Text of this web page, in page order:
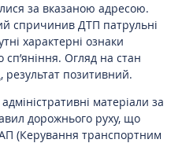
за вказаною адресою.
спричинив ДТП патрульні
характерні ознаки
Огляд на стан
позитивний.
матеріали за
дорожнього руху, що
(Керування транспортним